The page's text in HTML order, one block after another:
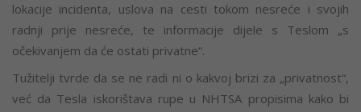
lokacije incidenta, uslova na cesti tokom nesreće i svojih
radnji prije nesreće, te informacije dijele s Teslom „s
očekivanjem da će ostati privatne“.
Tužitelji tvrde da se ne radi ni o kakvoj brizi za „privatnost“,
već da Tesla iskorištava rupe u NHTSA propisima kako bi